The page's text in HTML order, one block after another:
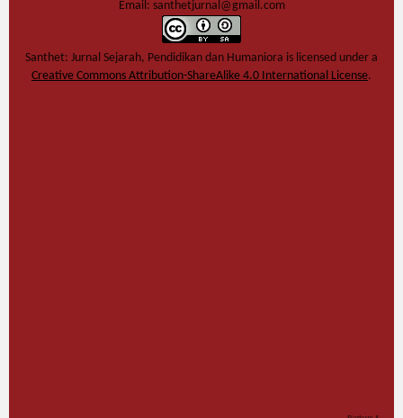
Email: santhetjurnal@gmail.com
Santhet: Jurnal Sejarah, Pendidikan dan Humaniora is licensed under a
Creative Commons Attribution-ShareAlike 4.0 International License.